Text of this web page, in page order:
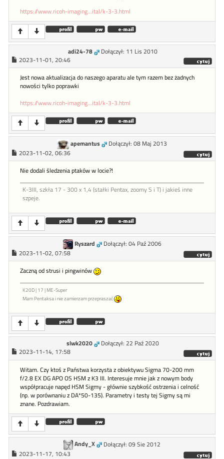
https://www.ricoh-imaging...ital/k-3-3.html
adi24-78
Dołączył: 11 Lis 2010
2023-11-01, 20:46
Jest nowa aktualizacja do naszego aparatu ale tym razem bez żadnych
nowości tylko poprawki
https://www.ricoh-imaging...ital/k-3-3.html
apemantus
Dołączył: 08 Maj 2013
2023-11-02, 06:36
Nie dodali śledzenia ptaków w locie?!
K-3III, szkła 17 - 300 x 1,4 (stałki Pentax, zoomy S i T) i jakieś inne
szpeje.
Ryszard
Dołączył: 04 Paź 2006
2023-11-02, 07:58
Zaczną od strusi i pingwinów
K20D | 17 | ME-Super
Mam Pentaksa i nie zamierzam przepraszać
slwk2020
Dołączył: 22 Paź 2020
2023-11-14, 17:58
Witam. Czy ktoś z Państwa korzysta z obiektywu Sigma 70-200 mm
f/2.8 EX DG APO OS HSM z K3 III. Interesuje mnie jak z nowym body
współpracuje napęd HSM Sigmy - głównie szybkość ostrzenia i celność
(np. w porównaniu z DA*50-135). Parametry i testy tej Sigmy są mi
znane. Pozdrawiam.
Andy_X
Dołączył: 09 Sie 2012
2023-11-17, 10:43